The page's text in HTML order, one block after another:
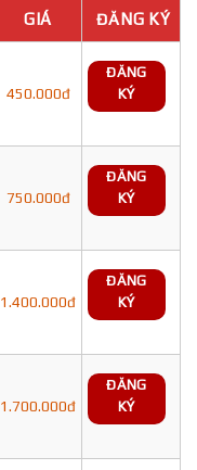
GIÁ ĐĂNG KÝ
450.000đ
ĐĂNG
KÝ
750.000đ
ĐĂNG
KÝ
1.400.000đ
ĐĂNG
KÝ
1.700.000đ
ĐĂNG
KÝ